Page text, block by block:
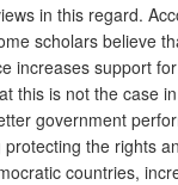
in this regard.
scholars believe
increases support
this is not the case
government
the rights
countries,